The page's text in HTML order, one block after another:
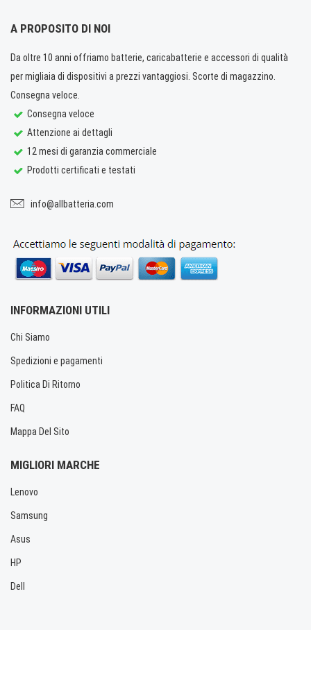
A PROPOSITO DI NOI
Da oltre 10 anni offriamo batterie, caricabatterie e accessori di qualità
per migliaia di dispositivi a prezzi vantaggiosi. Scorte di magazzino.
Consegna veloce.
Consegna veloce
Attenzione ai dettagli
12 mesi di garanzia commerciale
Prodotti certificati e testati
info@allbatteria.com
INFORMAZIONI UTILI
Chi Siamo
Spedizioni e pagamenti
Politica Di Ritorno
FAQ
Mappa Del Sito
MIGLIORI MARCHE
Lenovo
Samsung
Asus
HP
Dell